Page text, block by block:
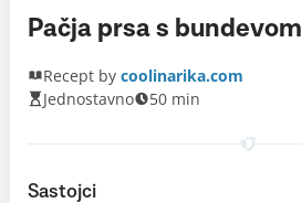
Pačja prsa s bundevom
Recept by coolinarika.com
Jednostavno
50 min
Sastojci